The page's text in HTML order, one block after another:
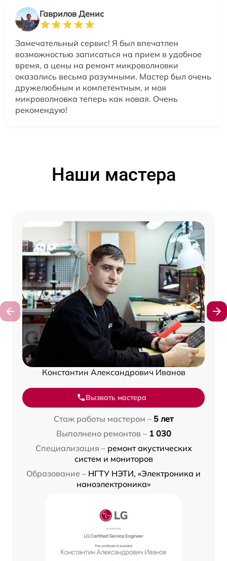
Гаврилов Денис
Замечательный сервис! Я был впечатлен
возможностью записаться на прием в удобное
время, а цены на ремонт микроволновки
оказались весьма разумными. Мастер был очень
дружелюбным и компетентным, и моя
микроволновка теперь как новая. Очень
рекомендую!
Наши мастера
Константин Александрович Иванов
Вызвать мастера
Стаж работы мастером – 5 лет
Выполнено ремонтов – 1 030
Специализация – ремонт акустических
систем и мониторов
Образование – НГТУ НЭТИ, «Электроника и
наноэлектроника»